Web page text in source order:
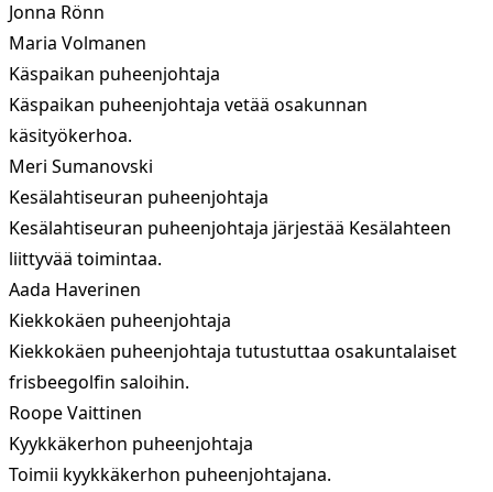
Jonna Rönn
Maria Volmanen
Käspaikan puheenjohtaja
Käspaikan puheenjohtaja vetää osakunnan
käsityökerhoa.
Meri Sumanovski
Kesälahtiseuran puheenjohtaja
Kesälahtiseuran puheenjohtaja järjestää Kesälahteen
liittyvää toimintaa.
Aada Haverinen
Kiekkokäen puheenjohtaja
Kiekkokäen puheenjohtaja tutustuttaa osakuntalaiset
frisbeegolfin saloihin.
Roope Vaittinen
Kyykkäkerhon puheenjohtaja
Toimii kyykkäkerhon puheenjohtajana.